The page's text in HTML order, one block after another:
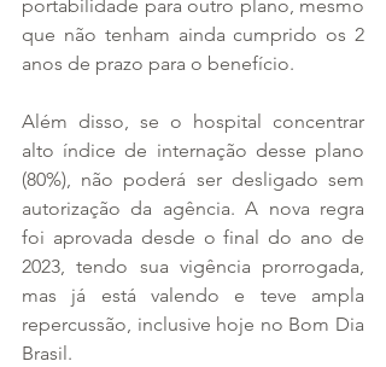
portabilidade para outro plano, mesmo
que não tenham ainda cumprido os 2
anos de prazo para o benefício.
Além disso, se o hospital concentrar
alto índice de internação desse plano
(80%), não poderá ser desligado sem
autorização da agência. A nova regra
foi aprovada desde o final do ano de
2023, tendo sua vigência prorrogada,
mas já está valendo e teve ampla
repercussão, inclusive hoje no Bom Dia
Brasil.